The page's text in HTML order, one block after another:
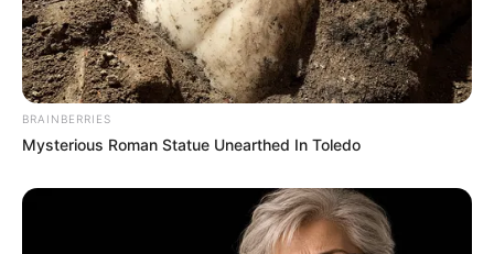
BRAINBERRIES
Mysterious Roman Statue Unearthed In Toledo